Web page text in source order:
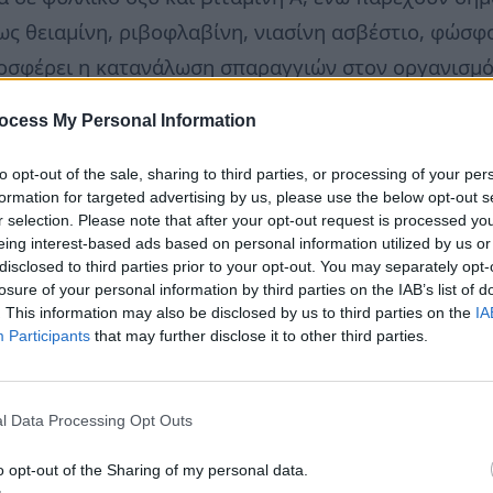
My Personal Information
opt-out of the sale, sharing to third parties, or processing of your
for targeted advertising by us, please use the below opt-out
selection. Please note that after your opt-out request is processed
interest-based ads based on personal information utilized by us
to third parties prior to your opt-out. You may separately
of your personal information by third parties on the IAB’s list of
This information may also be disclosed by us to third parties on the
Participants that may further disclose it to other third parties.
Data Processing Opt Outs
opt-out of the Sharing of my personal data.
θειαμίνη, ριβοφλαβίνη, νιασίνη ασβέστιο,
η κατανάλωση σπαραγγιών στον
λόγω της υψηλής περιεκτικότητάς τους σε
που προστατεύουν τα κύτταρα από την
για τη διουρητική τους δράση, γεγονός
αποτελούν καλή πηγή φυτικών ινών
και διατήρηση της υγιούς μικροχλωρίδας του
περιεχόμενο, αυτό είναι ιδιαίτερα
θερμίδες. Συνεπώς, τα σπαράγγια αποτελούν
να λείπει από τη διατροφή μικρών και
που εμφανίζουν υψηλά επίπεδα ουρικού